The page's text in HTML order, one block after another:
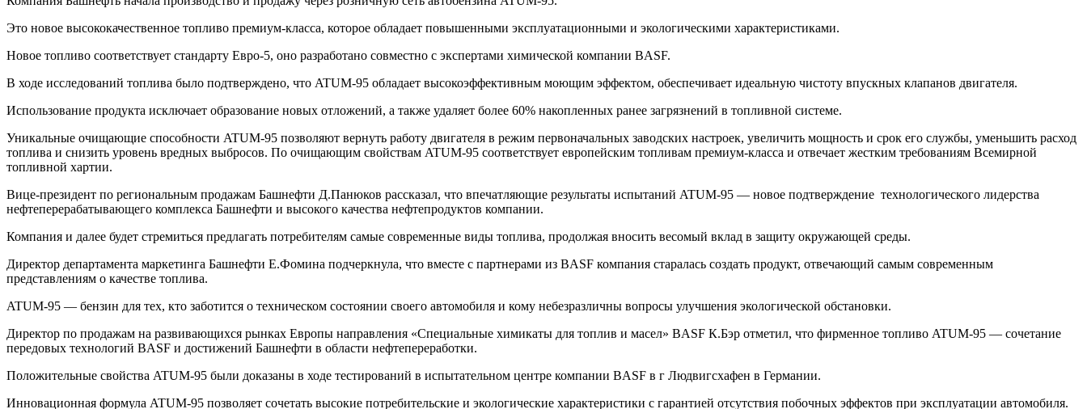
Это новое высококачественное топливо премиум-класса, которое обладает повышенными эксплуатационными и экологическими характеристиками.
Новое топливо соответствует стандарту Евро-5, оно разработано совместно с экспертами химической компании BASF.
В ходе исследований топлива было подтверждено, что ATUM-95 обладает высокоэффективным моющим эффектом, обеспечивает идеальную чистоту впускных клапанов двигателя.
Использование продукта исключает образование новых отложений, а также удаляет более 60% накопленных ранее загрязнений в топливной системе.
Уникальные очищающие способности ATUM-95 позволяют вернуть работу двигателя в режим первоначальных заводских настроек, увеличить мощность и срок его службы, уменьшить расход
топлива и снизить уровень вредных выбросов. По очищающим свойствам ATUM-95 соответствует европейским топливам премиум-класса и отвечает жестким требованиям Всемирной
топливной хартии.
Вице-президент по региональным продажам Башнефти Д.Панюков рассказал, что впечатляющие результаты испытаний ATUM-95 — новое подтверждение технологического лидерства
нефтеперерабатывающего комплекса Башнефти и высокого качества нефтепродуктов компании.
Компания и далее будет стремиться предлагать потребителям самые современные виды топлива, продолжая вносить весомый вклад в защиту окружающей среды.
Директор департамента маркетинга Башнефти Е.Фомина подчеркнула, что вместе с партнерами из BASF компания старалась создать продукт, отвечающий самым современным
представлениям о качестве топлива.
ATUM-95 — бензин для тех, кто заботится о техническом состоянии своего автомобиля и кому небезразличны вопросы улучшения экологической обстановки.
Директор по продажам на развивающихся рынках Европы направления «Специальные химикаты для топлив и масел» BASF К.Бэр отметил, что фирменное топливо ATUM-95 — сочетание
передовых технологий BASF и достижений Башнефти в области нефтепереработки.
Положительные свойства ATUM-95 были доказаны в ходе тестирований в испытательном центре компании BASF в г Людвигсхафен в Германии.
Инновационная формула ATUM-95 позволяет сочетать высокие потребительские и экологические характеристики с гарантией отсутствия побочных эффектов при эксплуатации автомобиля.